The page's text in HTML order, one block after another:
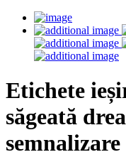
Etichete
săgeată